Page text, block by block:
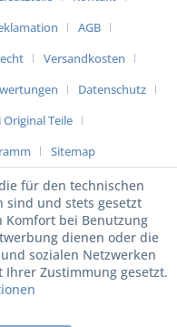
AGB
Versandkosten
Datenschutz
Teile
Sitemap
für den technischen
sind und stets gesetzt
Komfort bei Benutzung
dienen oder die
sozialen Netzwerken
Zustimmung gesetzt.